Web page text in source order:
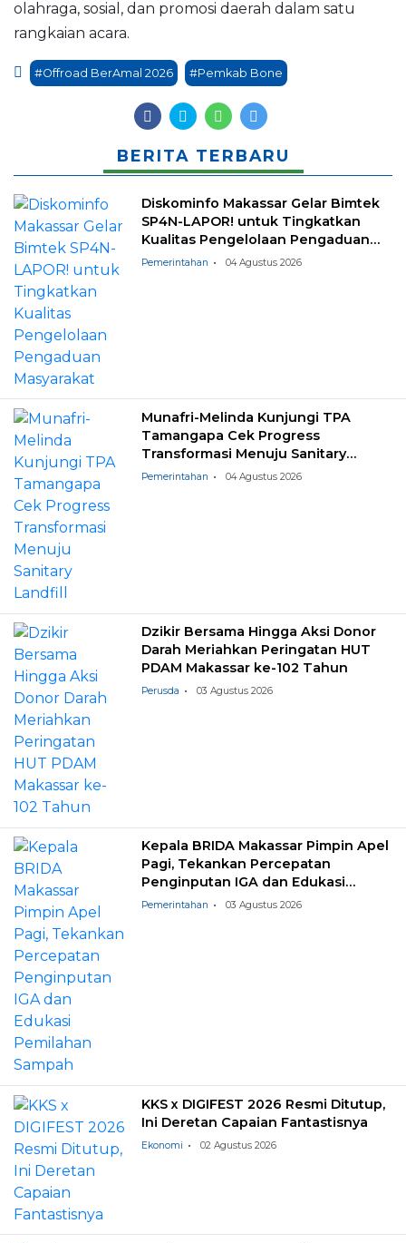
olahraga, sosial, dan promosi daerah dalam satu
rangkaian acara.
#Offroad BerAmal 2026 #Pemkab Bone
BERITA TERBARU
Diskominfo Makassar Gelar Bimtek
SP4N-LAPOR! untuk Tingkatkan
Kualitas Pengelolaan Pengaduan
Masyarakat
Pemerintahan 04 Agustus 2026
Munafri-Melinda Kunjungi TPA
Tamangapa Cek Progress
Transformasi Menuju Sanitary
Landfill
Pemerintahan 04 Agustus 2026
Dzikir Bersama Hingga Aksi Donor
Darah Meriahkan Peringatan HUT
PDAM Makassar ke-102 Tahun
Perusda 03 Agustus 2026
Kepala BRIDA Makassar Pimpin Apel
Pagi, Tekankan Percepatan
Penginputan IGA dan Edukasi
Pemilahan Sampah
Pemerintahan 03 Agustus 2026
KKS x DIGIFEST 2026 Resmi Ditutup,
Ini Deretan Capaian Fantastisnya
Ekonomi 02 Agustus 2026